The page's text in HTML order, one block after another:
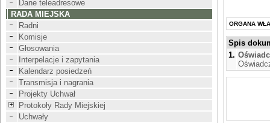
Dane teleadresowe
RADA MIEJSKA
Radni
Komisje
Głosowania
Interpelacje i zapytania
Kalendarz posiedzeń
Transmisja i nagrania
Projekty Uchwał
Protokoły Rady Miejskiej
Uchwały
ORGANA
Spis
1.